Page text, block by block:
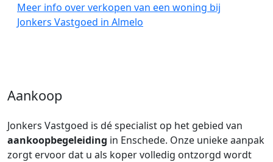
Meer info over verkopen van een woning bij
Jonkers Vastgoed in Almelo
Aankoop
Jonkers Vastgoed is dé specialist op het gebied van
aankoopbegeleiding in Enschede. Onze unieke aanpak
zorgt ervoor dat u als koper volledig ontzorgd wordt